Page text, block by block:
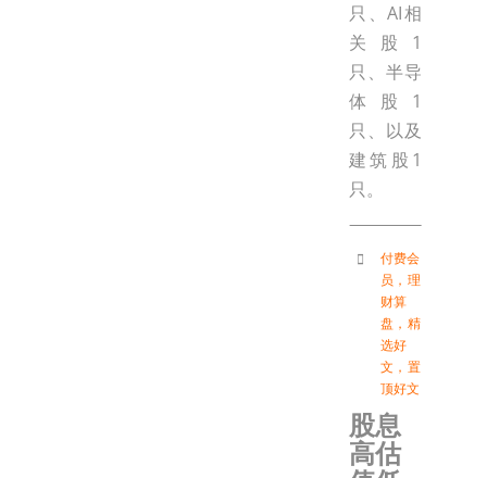
只、AI相
关股1
只、半导
体股1
只、以及
建筑股1
只。
付费会
员 ， 理
财算
盘 ， 精
选好
文 ， 置
顶好文
股息
高估